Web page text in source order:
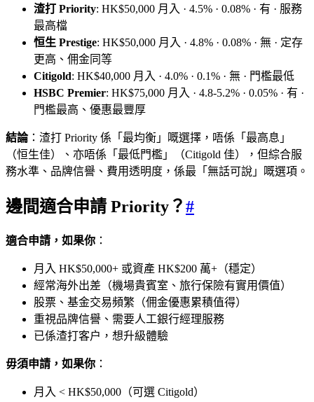
渣打 Priority: HK$50,000 月入 · 4.5% · 0.08% · 有 · 服務
最高檔
恒生 Prestige: HK$50,000 月入 · 4.8% · 0.08% · 無 · 定存
更高、佣金同等
Citigold: HK$40,000 月入 · 4.0% · 0.1% · 無 · 門檻最低
HSBC Premier: HK$75,000 月入 · 4.8-5.2% · 0.05% · 有 ·
門檻最高、優惠最豐厚
結論：渣打 Priority 係「最均衡」嘅選擇，唔係「最高息」
（恒生佳）、亦唔係「最低門檻」（Citigold 佳），但綜合服
務水準、品牌信譽、費用透明度，係最「無話可說」嘅選項。
邊間適合申請 Priority？#
適合申請，如果你 ：
月入 HK$50,000+ 或資產 HK$200 萬+（穩定）
經常海外出差（機場貴賓室、旅行保險有實用價值）
股票、基金交易頻繁（佣金優惠累積值得）
重視品牌信譽、需要人工銀行經理服務
已係渣打客户，想升級體驗
毋須申請，如果你 ：
月入 < HK$50,000（可選 Citigold）